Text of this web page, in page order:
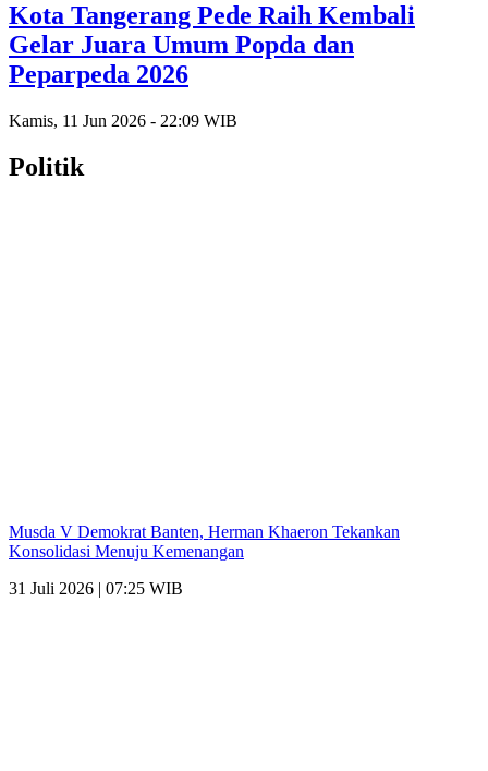
Kota Tangerang Pede Raih Kembali
Gelar Juara Umum Popda dan
Peparpeda 2026
Kamis, 11 Jun 2026 - 22:09 WIB
Politik
Musda V Demokrat Banten, Herman Khaeron Tekankan
Konsolidasi Menuju Kemenangan
31 Juli 2026 | 07:25 WIB